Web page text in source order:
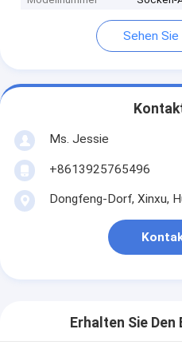
Sehen Sie
Ms. Jessie
+8613925765496
Dongfeng-Dorf, Xinxu,
Erhalten Sie